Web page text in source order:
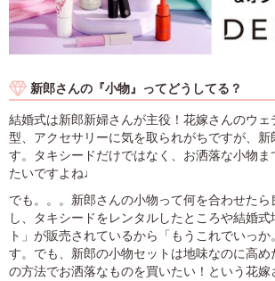
新郎さんの『小物』ってどうしてる？
結婚式は新郎新婦さんが主役！花嫁さんのウ
型、アクセサリーに気を取られがちですが、
す。タキシードだけではなく、お洒落な小物ま
たいですよね♩
でも。。。新郎さんの小物って何を合わせた
し、タキシードをレンタルしたところや結婚式
ト」が販売されているから「もうこれでいっ
す。でも、新郎の小物セットは地味なのに高
の方法でお洒落なものを買いたい！という花